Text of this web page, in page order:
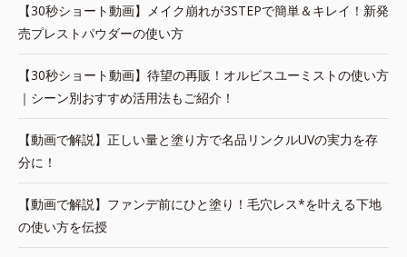
【30秒ショート動画】メイク崩れが3STEPで簡単＆キレイ！新発
売プレストパウダーの使い方
【30秒ショート動画】待望の再販！オルビスユーミストの使い方
｜シーン別おすすめ活用法もご紹介！
【動画で解説】正しい量と塗り方で名品リンクルUVの実力を存
分に！
【動画で解説】ファンデ前にひと塗り！毛穴レス*を叶える下地
の使い方を伝授